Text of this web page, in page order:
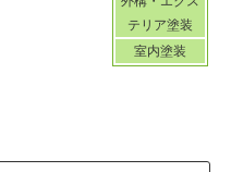
テリア塗装
室内塗装